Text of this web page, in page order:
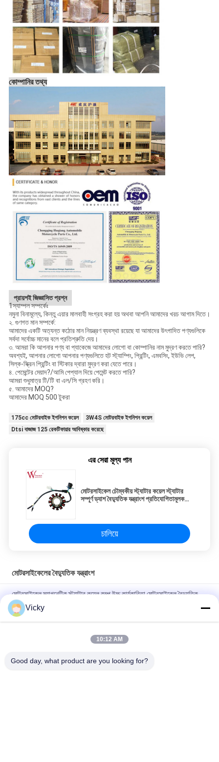
কোম্পানির তথ্য
প্রায়শই জিজ্ঞাসিত প্রশ্ন
1স্যাম্পল সম্পর্কেঃ
নমুনা বিনামূল্যে, কিন্তু এয়ার মালবাহী সংগ্রহ করা হয় অথবা আপনি আমাদের খরচ আগাম দিতে।
২. গুণগত মান সম্পর্কে:
আমাদের একটি অত্যন্ত কঠোর মান নিয়ন্ত্রণ ব্যবস্থা রয়েছে যা আমাদের উৎপাদিত পণ্যগুলিকে
সর্বদা সর্বোচ্চ মানের বলে প্রতিশ্রুতি দেয়।
৩. আমরা কি আপনার পণ্য বা প্যাকেজে আমাদের লোগো বা কোম্পানির নাম মুদ্রণ করতে পারি?
অবশ্যই, আপনার লোগো আপনার পণ্যগুলিতে হট স্ট্যাম্পিং, প্রিন্টিং, এমবসিং, ইউভি লেপ,
সিল্ক-স্ক্রিন প্রিন্টিং বা স্টিকার দ্বারা মুদ্রণ করা যেতে পারে।
৪. পেমেন্টের মেয়াদ?/আমি পেপ্যাল দিয়ে পেমেন্ট করতে পারি?
আমরা শুধুমাত্র টি/টি বা এল/সি গ্রহণ করি।
৫. আমাদের MOQ?
আমাদের MOQ 500 টুকরা
175cc মোটরবাইক ইগনিশন কয়েল
3W4S মোটরবাইক ইগনিশন কয়েল
Dtsi বাজাজ 125 রেকটিফায়ার আবিষ্কার করেছে
এর সেরা মূল্য পান
মোটরসাইকেল চৌম্বকীয় স্ট্যাটার কয়েল স্ট্যাটার
সম্পূর্ণ ড্যাশ বৈদ্যুতিক যন্ত্রাংশ প্রতিযোগিতামূলক
চালিয়ে
মোটরসাইকেলের বৈদ্যুতিক যন্ত্রাংশ
মোটরসাইকেল ম্যাগনেটিক স্ট্যাটার কয়েল কম্প উচ্চ কার্যকারিতা মোটরসাইকেল বৈদ্যুতিক
যন্ত্রাংশ KRF
বি 2 বি ক্রেতাদের জন্য বৈদ্যুতিক মোটরসাইকেল রিলে সংযোগকারী ক্রিস 100 ভাল
Vicky
10:12 AM
Good day, what product are you looking for?